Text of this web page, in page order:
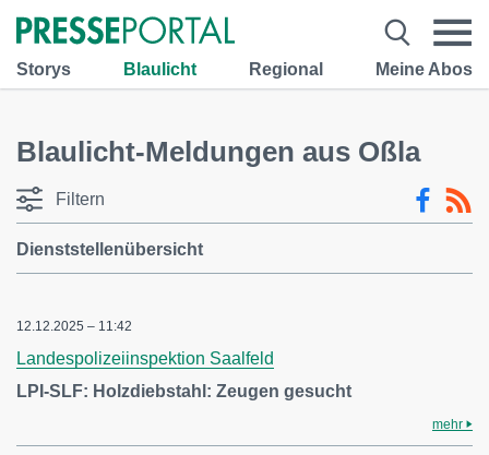
Storys Blaulicht Regional Meine Abos
Blaulicht-Meldungen aus Oßla
Filtern
Dienststellenübersicht
12.12.2025 – 11:42
Landespolizeiinspektion Saalfeld
LPI-SLF: Holzdiebstahl: Zeugen gesucht
mehr